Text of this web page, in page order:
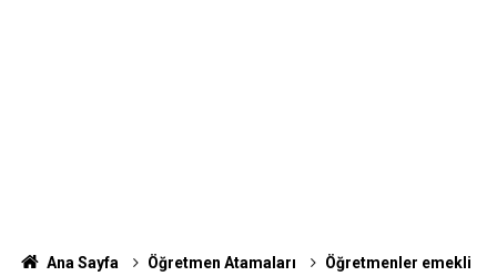
Ana Sayfa Öğretmen Atamaları
Öğretmenler emekli